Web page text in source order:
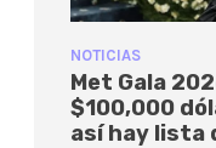
NOTICIAS
Met Gala
$100,000
así hay lista